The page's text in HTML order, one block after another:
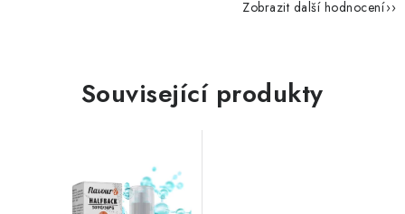
Zobrazit další hodnocení
Související produkty